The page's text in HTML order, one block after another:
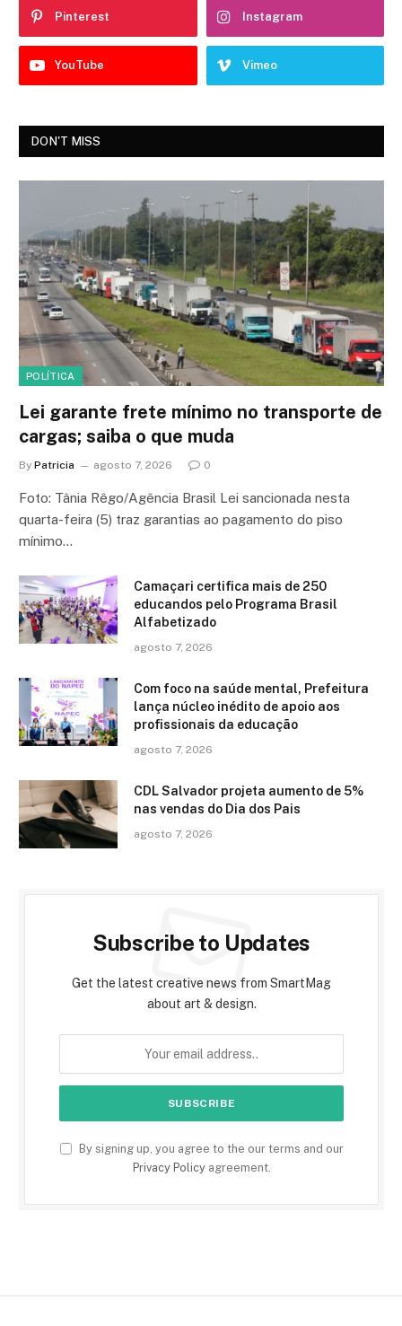
Pinterest Instagram
YouTube Vimeo
DON'T MISS
POLÍTICA
Lei garante frete mínimo no transporte de
cargas; saiba o que muda
By Patricia agosto 7, 2026 0
Foto: Tânia Rêgo/Agência Brasil Lei sancionada nesta
quarta-feira (5) traz garantias ao pagamento do piso
mínimo…
Camaçari certifica mais de 250
educandos pelo Programa Brasil
Alfabetizado
agosto 7, 2026
Com foco na saúde mental, Prefeitura
lança núcleo inédito de apoio aos
profissionais da educação
agosto 7, 2026
CDL Salvador projeta aumento de 5%
nas vendas do Dia dos Pais
agosto 7, 2026
Subscribe to Updates
Get the latest creative news from SmartMag
about art & design.
By signing up, you agree to the our terms and our
Privacy Policyagreement.